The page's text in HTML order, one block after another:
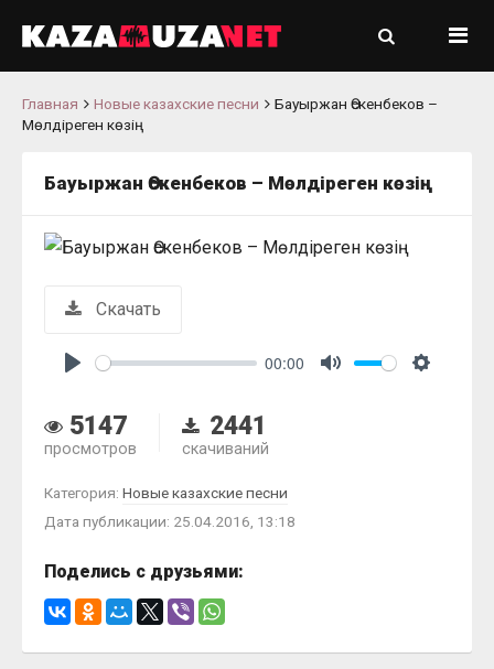
Главная Новые казахские песни
Бауыржан Өскенбеков –
Мөлдіреген көзің
Бауыржан Өскенбеков – Мөлдіреген көзің
Скачать
00:00
5147
просмотров
2441
скачиваний
Категория: Новые казахские песни
Дата публикации: 25.04.2016, 13:18
Поделись с друзьями: